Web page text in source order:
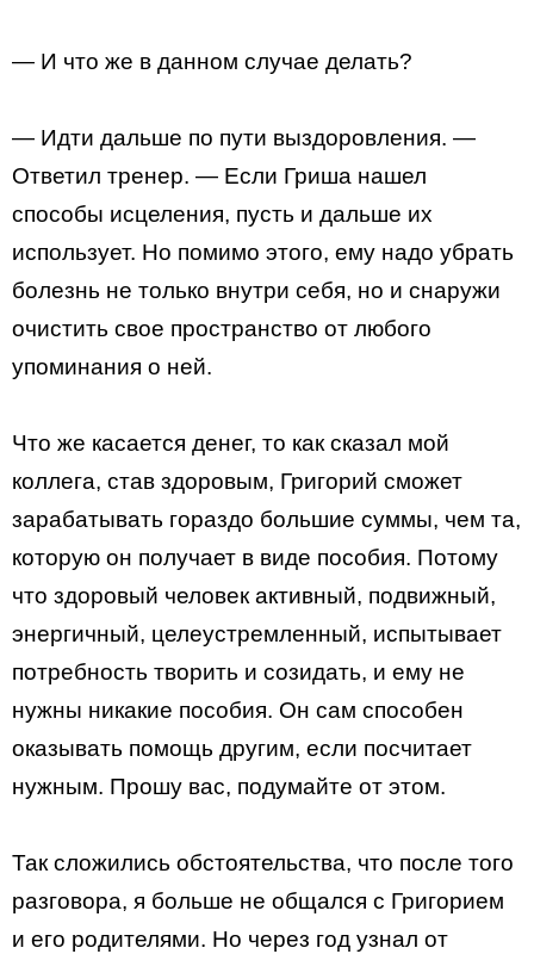
— И что же в данном случае делать?
— Идти дальше по пути выздоровления. —
Ответил тренер. — Если Гриша нашел
способы исцеления, пусть и дальше их
использует. Но помимо этого, ему надо убрать
болезнь не только внутри себя, но и снаружи
очистить свое пространство от любого
упоминания о ней.
Что же касается денег, то как сказал мой
коллега, став здоровым, Григорий сможет
зарабатывать гораздо большие суммы, чем та,
которую он получает в виде пособия. Потому
что здоровый человек активный, подвижный,
энергичный, целеустремленный, испытывает
потребность творить и созидать, и ему не
нужны никакие пособия. Он сам способен
оказывать помощь другим, если посчитает
нужным. Прошу вас, подумайте от этом.
Так сложились обстоятельства, что после того
разговора, я больше не общался с Григорием
и его родителями. Но через год узнал от